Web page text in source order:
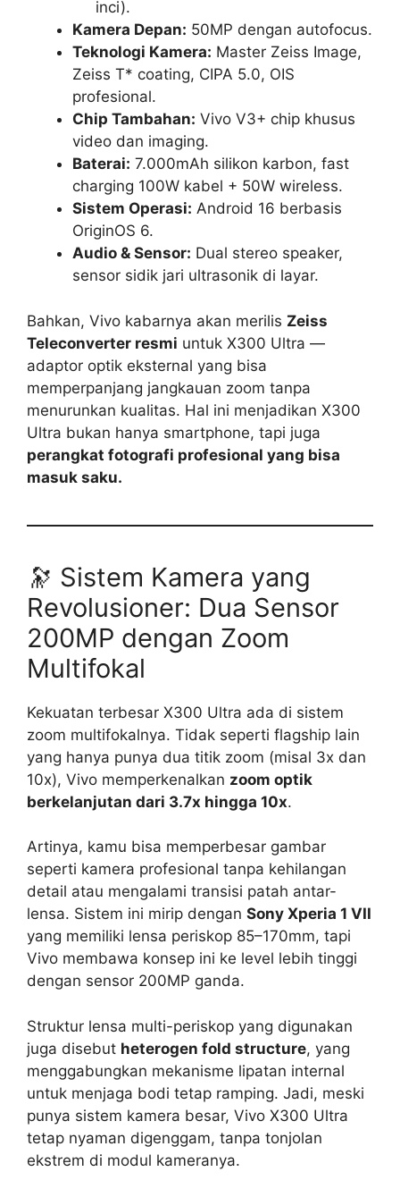
inci).
Kamera Depan: 50MP dengan autofocus.
Teknologi Kamera: Master Zeiss Image,
Zeiss T* coating, CIPA 5.0, OIS
profesional.
Chip Tambahan: Vivo V3+ chip khusus
video dan imaging.
Baterai: 7.000mAh silikon karbon, fast
charging 100W kabel + 50W wireless.
Sistem Operasi: Android 16 berbasis
OriginOS 6.
Audio & Sensor: Dual stereo speaker,
sensor sidik jari ultrasonik di layar.
Bahkan, Vivo kabarnya akan merilis Zeiss
Teleconverter resmi untuk X300 Ultra —
adaptor optik eksternal yang bisa
memperpanjang jangkauan zoom tanpa
menurunkan kualitas. Hal ini menjadikan X300
Ultra bukan hanya smartphone, tapi juga
perangkat fotografi profesional yang bisa
masuk saku.
🔭 Sistem Kamera yang
Revolusioner: Dua Sensor
200MP dengan Zoom
Multifokal
Kekuatan terbesar X300 Ultra ada di sistem
zoom multifokalnya. Tidak seperti flagship lain
yang hanya punya dua titik zoom (misal 3x dan
10x), Vivo memperkenalkan zoom optik
berkelanjutan dari 3.7x hingga 10x.
Artinya, kamu bisa memperbesar gambar
seperti kamera profesional tanpa kehilangan
detail atau mengalami transisi patah antar-
lensa. Sistem ini mirip dengan Sony Xperia 1 VII
yang memiliki lensa periskop 85–170mm, tapi
Vivo membawa konsep ini ke level lebih tinggi
dengan sensor 200MP ganda.
Struktur lensa multi-periskop yang digunakan
juga disebut heterogen fold structure, yang
menggabungkan mekanisme lipatan internal
untuk menjaga bodi tetap ramping. Jadi, meski
punya sistem kamera besar, Vivo X300 Ultra
tetap nyaman digenggam, tanpa tonjolan
ekstrem di modul kameranya.